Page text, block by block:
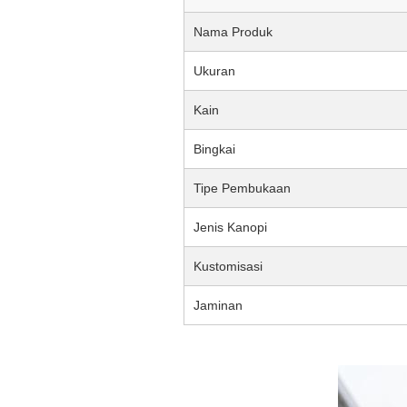
Nama Produk
Ukuran
Kain
Bingkai
Tipe Pembukaan
Jenis Kanopi
Kustomisasi
Jaminan